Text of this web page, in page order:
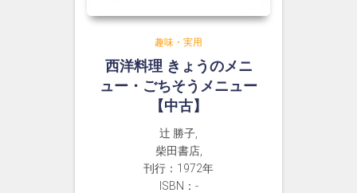
趣味・実用
西洋料理 きょうのメニ
ュー・ごちそうメニュー
【中古】
辻 勝子,
柴田書店,
刊行：1972年
ISBN：-